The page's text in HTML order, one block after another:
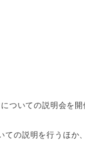
ついての説明会を開
の説明を行うほか